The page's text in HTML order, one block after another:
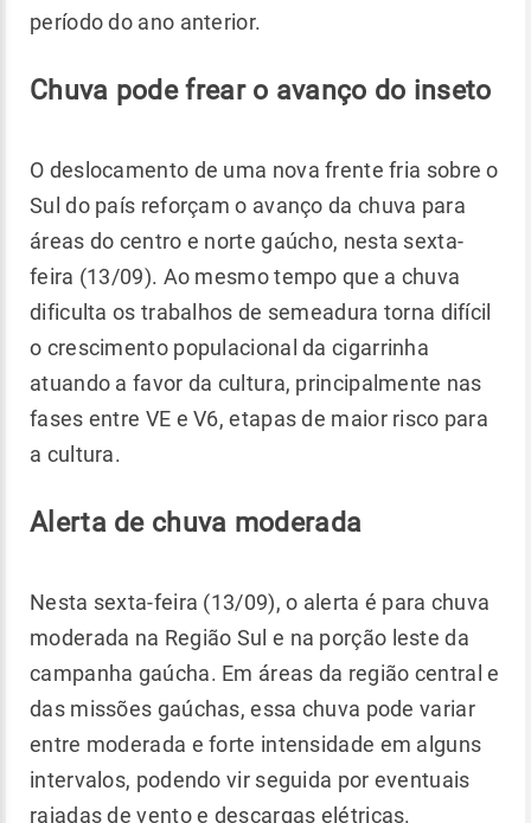
período do ano anterior.
Chuva pode frear o avanço do inseto
O deslocamento de uma nova frente fria sobre o
Sul do país reforçam o avanço da chuva para
áreas do centro e norte gaúcho, nesta sexta-
feira (13/09). Ao mesmo tempo que a chuva
dificulta os trabalhos de semeadura torna difícil
o crescimento populacional da cigarrinha
atuando a favor da cultura, principalmente nas
fases entre VE e V6, etapas de maior risco para
a cultura.
Alerta de chuva moderada
Nesta sexta-feira (13/09), o alerta é para chuva
moderada na Região Sul e na porção leste da
campanha gaúcha. Em áreas da região central e
das missões gaúchas, essa chuva pode variar
entre moderada e forte intensidade em alguns
intervalos, podendo vir seguida por eventuais
rajadas de vento e descargas elétricas.